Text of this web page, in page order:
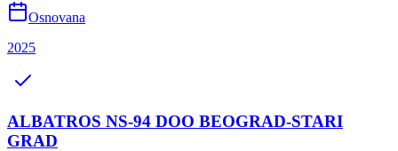
Osnovana
2025
ALBATROS NS-94 DOO BEOGRAD-STARI
GRAD